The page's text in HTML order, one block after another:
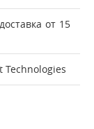
от 15
Technologies